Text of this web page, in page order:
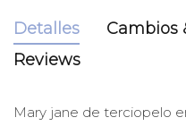
Detalles
Cambios
Reviews
Mary jane de terciopelo